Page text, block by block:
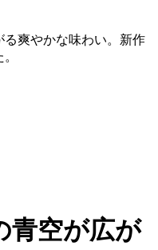
る爽やかな味わい。新作
青空が広が